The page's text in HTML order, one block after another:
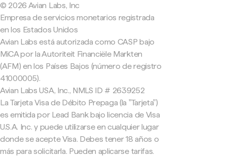
© 2026 Avian Labs, Inc
Empresa de servicios monetarios registrada
en los Estados Unidos
Avian Labs está autorizada como CASP bajo
MiCA por la Autoriteit Financiële Markten
(AFM) en los Países Bajos (número de registro
41000005).
Avian Labs USA, Inc., NMLS ID # 2639252
La Tarjeta Visa de Débito Prepaga (la "Tarjeta")
es emitida por Lead Bank bajo licencia de Visa
U.S.A. Inc. y puede utilizarse en cualquier lugar
donde se acepte Visa. Debes tener 18 años o
más para solicitarla. Pueden aplicarse tarifas.